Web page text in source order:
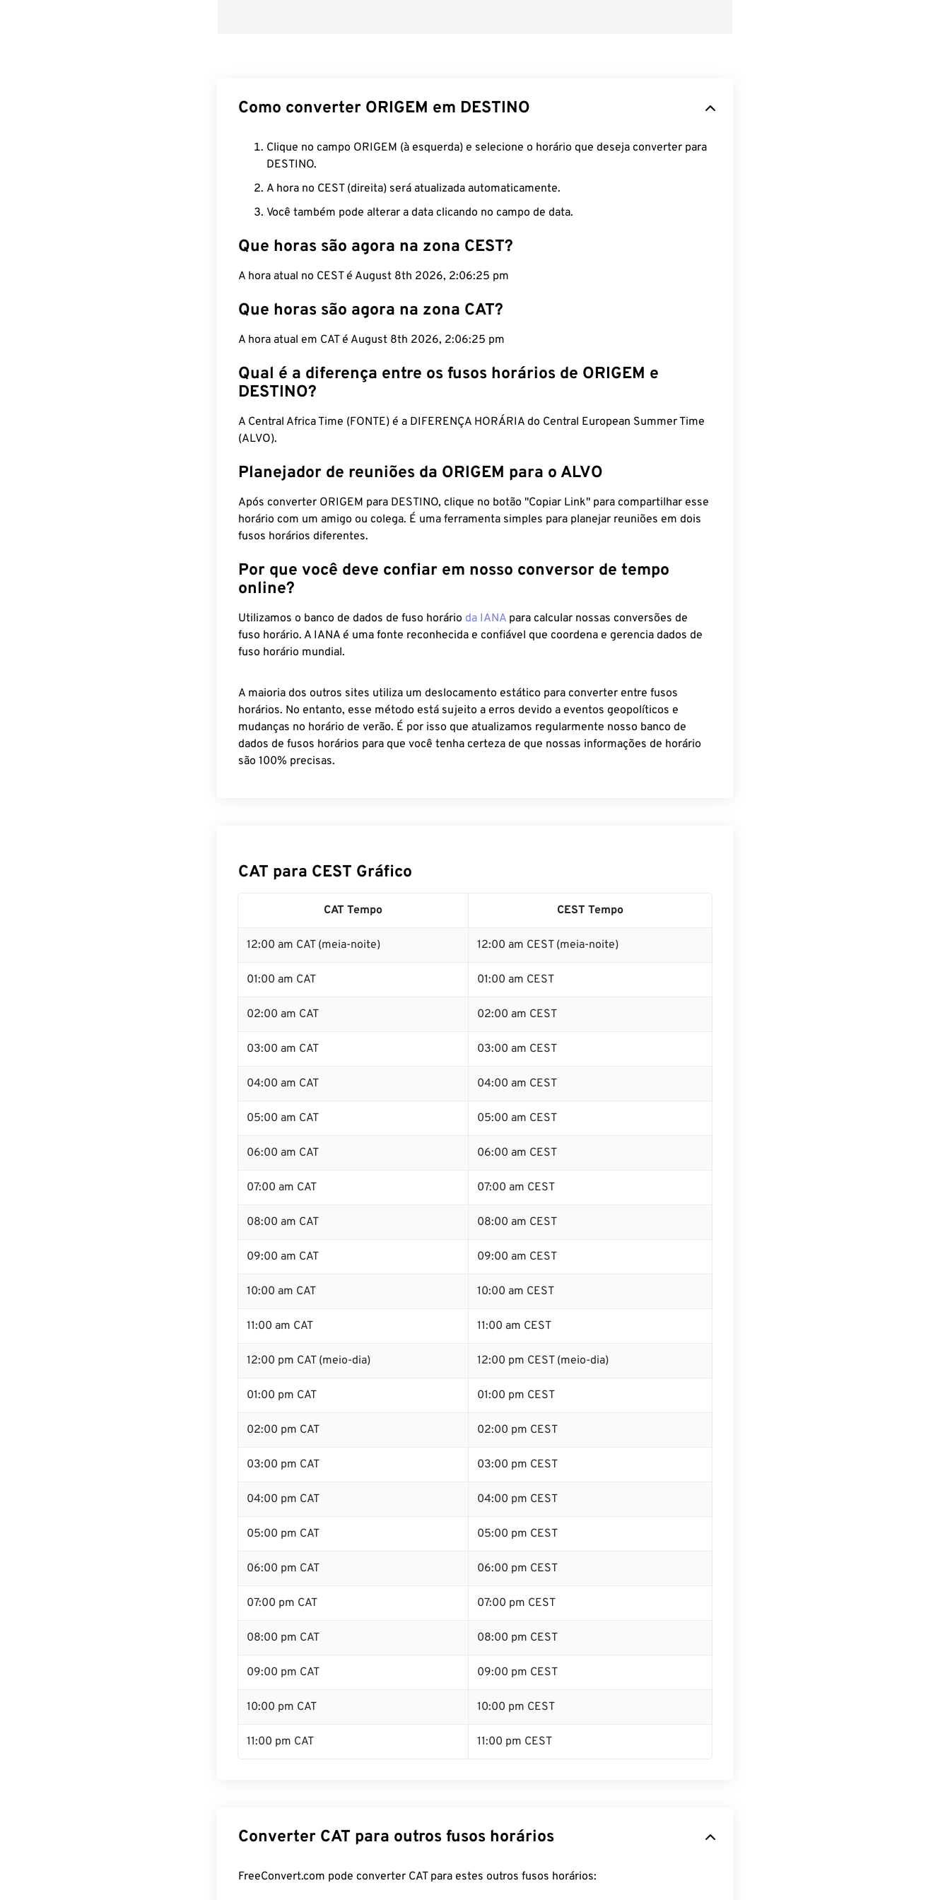
Como converter ORIGEM em DESTINO
Clique no campo ORIGEM (à esquerda) e selecione o horário que deseja converter para
DESTINO.
A hora no CEST (direita) será atualizada automaticamente.
Você também pode alterar a data clicando no campo de data.
Que horas são agora na zona CEST?
A hora atual no CEST é August 8th 2026, 2:06:26 pm
Que horas são agora na zona CAT?
A hora atual em CAT é August 8th 2026, 2:06:26 pm
Qual é a diferença entre os fusos horários de ORIGEM e
DESTINO?
A Central Africa Time (FONTE) é a DIFERENÇA HORÁRIA do Central European Summer Time
(ALVO).
Planejador de reuniões da ORIGEM para o ALVO
Após converter ORIGEM para DESTINO, clique no botão "Copiar Link" para compartilhar esse
horário com um amigo ou colega. É uma ferramenta simples para planejar reuniões em dois
fusos horários diferentes.
Por que você deve confiar em nosso conversor de tempo
online?
Utilizamos o banco de dados de fuso horário da IANA para calcular nossas conversões de
fuso horário. A IANA é uma fonte reconhecida e confiável que coordena e gerencia dados de
fuso horário mundial.
A maioria dos outros sites utiliza um deslocamento estático para converter entre fusos
horários. No entanto, esse método está sujeito a erros devido a eventos geopolíticos e
mudanças no horário de verão. É por isso que atualizamos regularmente nosso banco de
dados de fusos horários para que você tenha certeza de que nossas informações de horário
são 100% precisas.
CAT para CEST Gráfico
CAT Tempo CEST Tempo
12:00 am CAT (meia-noite) 12:00 am CEST (meia-noite)
01:00 am CAT 01:00 am CEST
02:00 am CAT 02:00 am CEST
03:00 am CAT 03:00 am CEST
04:00 am CAT 04:00 am CEST
05:00 am CAT 05:00 am CEST
06:00 am CAT 06:00 am CEST
07:00 am CAT 07:00 am CEST
08:00 am CAT 08:00 am CEST
09:00 am CAT 09:00 am CEST
10:00 am CAT 10:00 am CEST
11:00 am CAT 11:00 am CEST
12:00 pm CAT (meio-dia) 12:00 pm CEST (meio-dia)
01:00 pm CAT 01:00 pm CEST
02:00 pm CAT 02:00 pm CEST
03:00 pm CAT 03:00 pm CEST
04:00 pm CAT 04:00 pm CEST
05:00 pm CAT 05:00 pm CEST
06:00 pm CAT 06:00 pm CEST
07:00 pm CAT 07:00 pm CEST
08:00 pm CAT 08:00 pm CEST
09:00 pm CAT 09:00 pm CEST
10:00 pm CAT 10:00 pm CEST
11:00 pm CAT 11:00 pm CEST
Converter CAT para outros fusos horários
FreeConvert.com pode converter CAT para estes outros fusos horários: